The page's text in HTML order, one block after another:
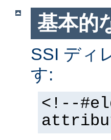
基本的
SSI ディ
す:
<!--